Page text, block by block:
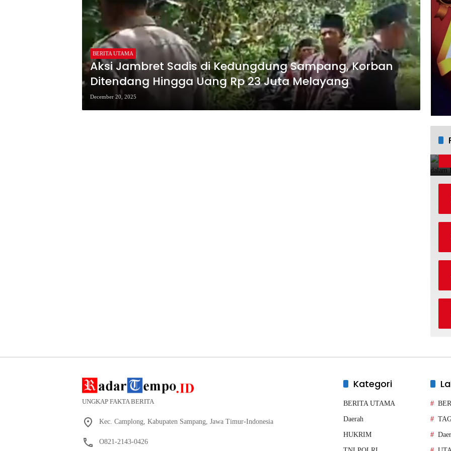
BERITA UTAMA
Aksi Jambret Sadis di Kedungdung Sampang, Korban
Ditendang Hingga Uang Rp 23 Juta Melayang
December 20, 2025
UNGKAP FAKTA BERITA
Kec. Camplong, Kabupaten Sampang, Jawa Timur-Indonesia
O821-2143-0426
Kategori
BERITA UTAMA
Daerah
HUKRIM